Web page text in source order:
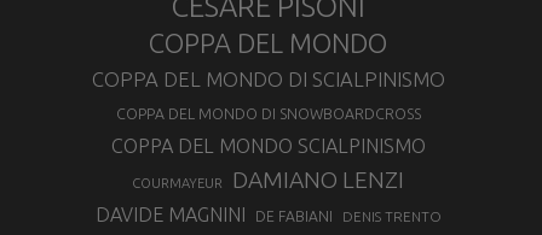
CESARE PISONI
COPPA DEL MONDO
COPPA DEL MONDO DI SCIALPINISMO
COPPA DEL MONDO DI SNOWBOARDCROSS
COPPA DEL MONDO SCIALPINISMO
COURMAYEUR DAMIANO LENZI
DAVIDE MAGNINI DE FABIANI DENIS TRENTO